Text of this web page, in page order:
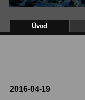
2016-04-19
Úvod